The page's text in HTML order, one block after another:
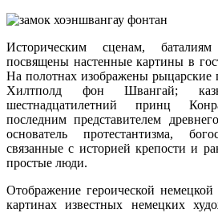
Историческим сценам,
посвящены настенные картины в
На полотнах изображены рыцарские
Хилтполд фон Швангай;
шестнадцатилетний принц
последним представителем
основатель протестантизма,
связанные с историей крепости и
простые люди.
Отображение героической
картинах известных немецких